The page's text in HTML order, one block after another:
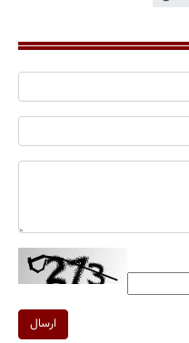
ارسال